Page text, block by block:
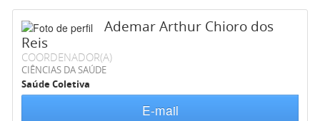
Ademar Arthur Chioro dos
Reis
COORDENADOR(A)
CIÊNCIAS DA SAÚDE
Saúde Coletiva
E-mail